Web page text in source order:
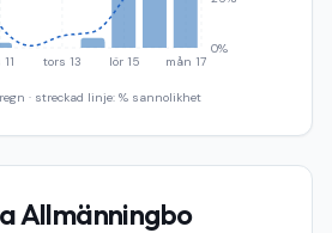
tors 13 lör 15 mån 17
0%
· streckad linje: % sannolikhet
Allmänningbo